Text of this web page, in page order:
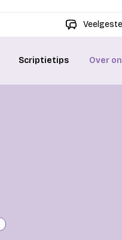
Scriptietips Over